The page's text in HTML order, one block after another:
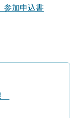
参加申込書